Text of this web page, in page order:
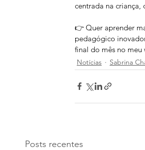
centrada na criança,
👉 Quer aprender
pedagógico
final do mês no
Notícias Sabrina
Posts recentes